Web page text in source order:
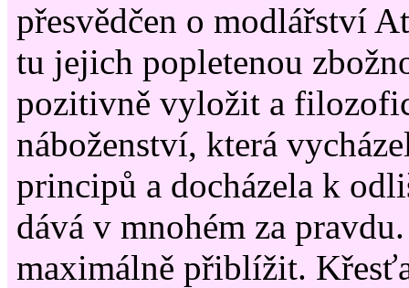
přesvědčen o modlářství
tu jejich popletenou
pozitivně vyložit a
náboženství, která
principů a docházela k
dává v mnohém za
maximálně přiblížit.